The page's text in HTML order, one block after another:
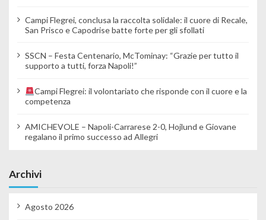
Campi Flegrei, conclusa la raccolta solidale: il cuore di Recale,
San Prisco e Capodrise batte forte per gli sfollati
SSCN – Festa Centenario, McTominay: “Grazie per tutto il
supporto a tutti, forza Napoli!”
Campi Flegrei: il volontariato che risponde con il cuore e la
competenza
AMICHEVOLE – Napoli-Carrarese 2-0, Hojlund e Giovane
regalano il primo successo ad Allegri
Archivi
Agosto 2026